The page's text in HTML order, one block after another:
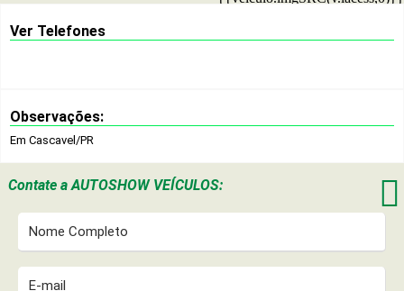
Ver Telefones
Observações:
Em Cascavel/PR
Contate aAUTOSHOW VEÍCULOS: 